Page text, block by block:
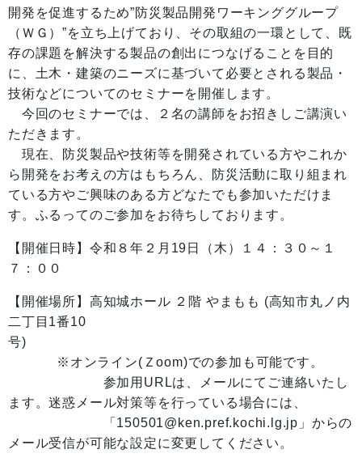
開発を促進するため”防災製品開発ワーキンググループ
（ＷＧ）”を立ち上げており、その取組の一環として、既
存の課題を解決する製品の創出につなげることを目的
に、土木・建築のニーズに基づいて必要とされる製品・
技術などについてのセミナーを開催します。
今回のセミナーでは、２名の講師をお招きしご講演い
ただきます。
現在、防災製品や技術等を開発されている方やこれか
ら開発をお考えの方はもちろん、防災活動に取り組まれ
ている方やご興味のある方どなたでも参加いただけま
す。ふるってのご参加をお待ちしております。
【開催日時】令和８年２月19日（木）１４：３０～１
７：００
【開催場所】高知城ホール ２階 やまもも (高知市丸ノ内
二丁目1番10
※オンライン(Ｚoom)での参加も可能です。
参加用URLは、メールにてご連絡いたし
ます。迷惑メール対策等を行っている場合には、
「150501@ken.pref.kochi.lg.jp」からの
メール受信が可能な設定に変更してください。